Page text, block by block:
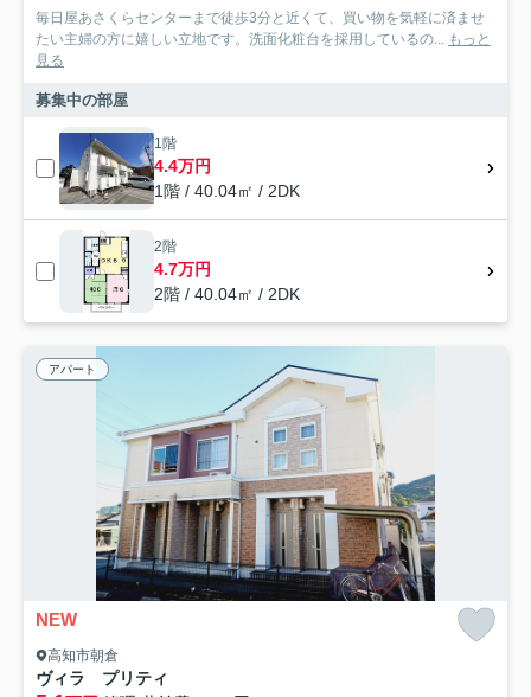
毎日屋あさくらセンターまで徒歩3分と近くて、買い物を気軽に済ませ
たい主婦の方に嬉しい立地です。洗面化粧台を採用しているの... もっと
見る
募集中の部屋
1階
4.4万円
1階 / 40.04㎡ / 2DK
2階
4.7万円
2階 / 40.04㎡ / 2DK
アパート
NEW
高知市朝倉
ヴィラ プリティ